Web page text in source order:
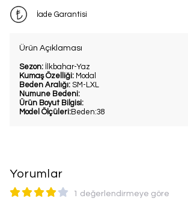
İade Garantisi
Ürün Açıklaması
Sezon: İlkbahar-Yaz
Kumaş Özelliği: Modal
Beden Aralığı: SM-LXL
Numune Bedeni:
Ürün Boyut Bilgisi:
Model Ölçüleri:Beden:38
Yorumlar
1 değerlendirmeye göre